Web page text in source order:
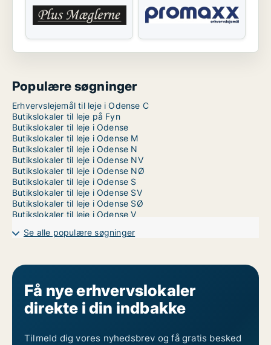
Populære søgninger
Erhvervslejemål til leje i Odense C
Butikslokaler til leje på Fyn
Butikslokaler til leje i Odense
Butikslokaler til leje i Odense M
Butikslokaler til leje i Odense N
Butikslokaler til leje i Odense NV
Butikslokaler til leje i Odense NØ
Butikslokaler til leje i Odense S
Butikslokaler til leje i Odense SV
Butikslokaler til leje i Odense SØ
Butikslokaler til leje i Odense V
Se alle populære søgninger
Få nye erhvervslokaler
direkte i din indbakke
Tilmeld dig vores nyhedsbrev og få gratis besked